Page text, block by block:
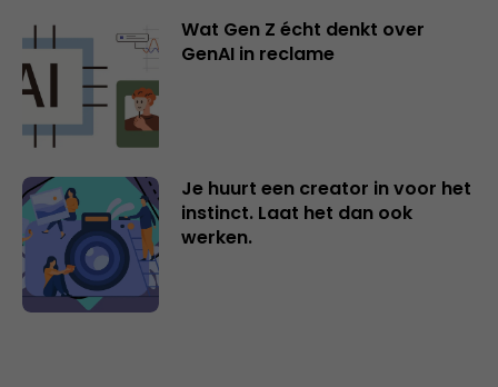
Wat Gen Z écht denkt over
GenAI in reclame
Je huurt een creator in voor het
instinct. Laat het dan ook
werken.